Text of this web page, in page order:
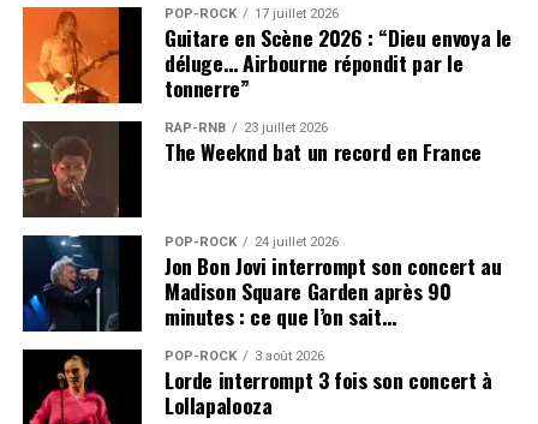
POP-ROCK 17 juillet 2026
Guitare en Scène 2026 : “Dieu envoya le
déluge… Airbourne répondit par le
tonnerre”
RAP-RNB 23 juillet 2026
The Weeknd bat un record en France
POP-ROCK 24 juillet 2026
Jon Bon Jovi interrompt son concert au
Madison Square Garden après 90
minutes : ce que l’on sait…
POP-ROCK 3 août 2026
Lorde interrompt 3 fois son concert à
Lollapalooza